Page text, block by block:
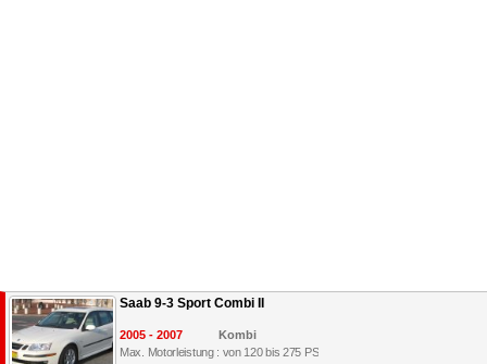
Saab 9-3 Sport Combi II
2005 - 2007
Kombi
Max. Motorleistung : von 120 bis 275 PS